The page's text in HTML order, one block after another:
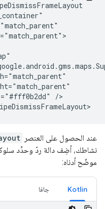
/>
عند الحصول على العنصر
نشاطك، أضِف دالة ردّ وحدِّد سلوكها
موضّح أدناه:
Kotlin جافا